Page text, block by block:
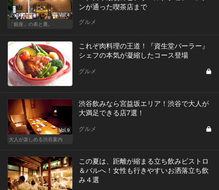
Vol.4
「銀座」の表と裏。
ンが通った喫茶店まで
グルメ
これぞ肉料理の王道！『資生堂パーラー』
シェフの本気が凝縮したコース登場
グルメ
Vol.9
大人が楽しめる渋谷案内
渋谷飲みなら宮益坂エリア！渋谷で大人が
大満足できる店7選！
グルメ
この夏は、距離が縮まる立ち飲みビストロ
＆バルへ！女性も行きやすいお洒落立ち飲
み４選